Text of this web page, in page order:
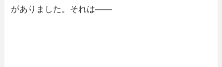
がありました。それは――